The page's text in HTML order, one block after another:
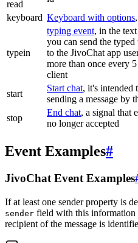
read
keyboard Keyboard with options
typein
typing event, in the
you can send the
to the JivoChat app
more than once every
client
start
Start chat, it's intended
sending a message by
stop
End chat, a signal that
no longer accepted
Event Examples#
JivoChat Event Examples
If at least one sender property is
sender field with this information
recipient of the message is